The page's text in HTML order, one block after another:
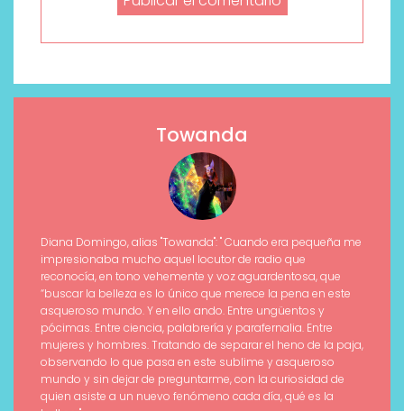
Towanda
Diana Domingo, alias "Towanda": " Cuando era pequeña me
impresionaba mucho aquel locutor de radio que
reconocía, en tono vehemente y voz aguardentosa, que
“buscar la belleza es lo único que merece la pena en este
asqueroso mundo. Y en ello ando. Entre ungüentos y
pócimas. Entre ciencia, palabrería y parafernalia. Entre
mujeres y hombres. Tratando de separar el heno de la paja,
observando lo que pasa en este sublime y asqueroso
mundo y sin dejar de preguntarme, con la curiosidad de
quien asiste a un nuevo fenómeno cada día, qué es la